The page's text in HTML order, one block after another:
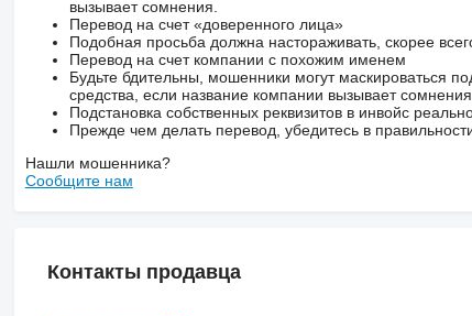
вызывает сомнения.
Перевод на счет «доверенного лица»
Подобная просьба должна настораживать, скорее
Перевод на счет компании с похожим именем
Будьте бдительны, мошенники могут маскироваться
средства, если название компании вызывает сомнения.
Подстановка собственных реквизитов в инвойс
Прежде чем делать перевод, убедитесь в
Нашли мошенника?
Сообщите нам
Контакты продавца